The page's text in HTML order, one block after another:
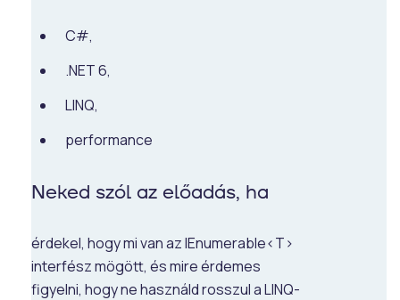
C#,
.NET 6,
LINQ,
performance
Neked szól az előadás, ha
érdekel, hogy mi van az IEnumerable<T>
interfész mögött, és mire érdemes
figyelni, hogy ne használd rosszul a LINQ-